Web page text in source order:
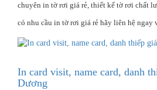
chuyên in tờ rơi giá rẻ, thiết kế tờ rơi chất
có nhu cầu in tờ rơi giá rẻ hãy liên hệ ngay
In card visit, name card, danh
Dương